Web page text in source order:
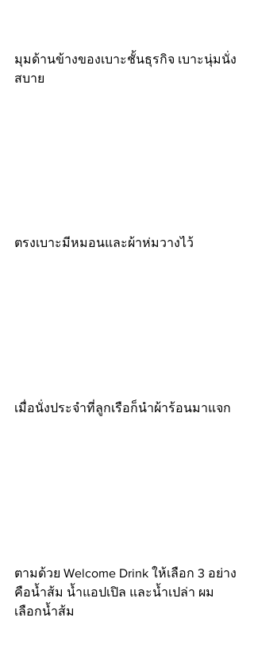
มุมด้านข้างของเบาะชั้นธุรกิจ เบาะนุ่มนั่ง
สบาย
ตรงเบาะมีหมอนและผ้าห่มวางไว้
เมื่อนั่งประจำที่ลูกเรือก็นำผ้าร้อนมาแจก
ตามด้วย Welcome Drink ให้เลือก 3 อย่าง
คือน้ำส้ม น้ำแอปเปิล และน้ำเปล่า ผม
เลือกน้ำส้ม